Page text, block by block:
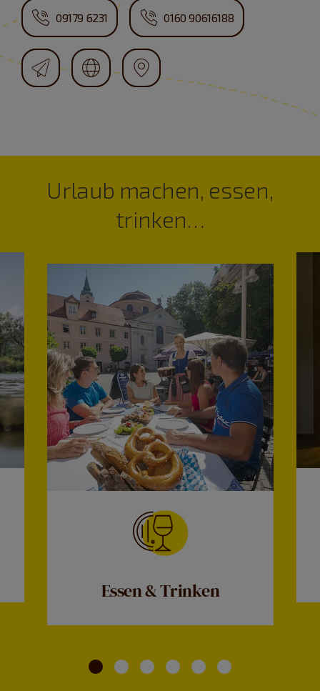
09179 6231 0160 90616188
Urlaub machen, essen,
trinken…
Essen & Trinken